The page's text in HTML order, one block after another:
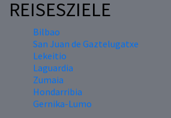
REISESZIELE
Bilbao
San Juan de Gaztelugatxe
Lekeitio
Laguardia
Zumaia
Hondarribia
Gernika-Lumo